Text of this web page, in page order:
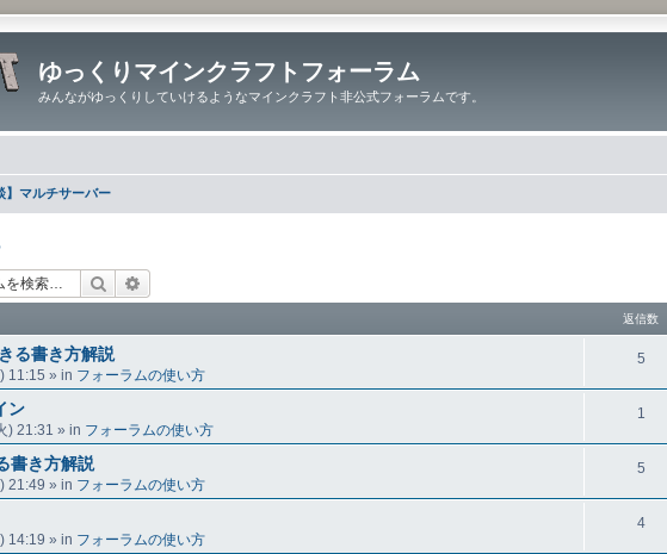
ゆっくりマインクラフトフォーラム
みんながゆっくりしていけるようなマインクラフト非公式フォーラムです。
】マルチサーバー
検索
返信数
る書き方解説
11:15 » in フォーラムの使い方
5
ン
) 21:31 » in フォーラムの使い方
1
書き方解説
21:49 » in フォーラムの使い方
5
14:19 » in フォーラムの使い方
4